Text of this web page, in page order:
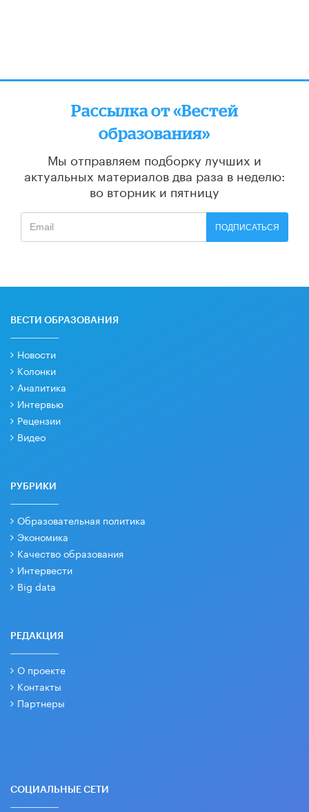
Рассылка от «Вестей
образования»
Мы отправляем подборку лучших и
актуальных материалов два раза в неделю:
во вторник и пятницу
ПОДПИСАТЬСЯ
ВЕСТИ ОБРАЗОВАНИЯ
Новости
Колонки
Аналитика
Интервью
Рецензии
Видео
РУБРИКИ
Образовательная политика
Экономика
Качество образования
Интервести
Big data
РЕДАКЦИЯ
О проекте
Контакты
Партнеры
СОЦИАЛЬНЫЕ СЕТИ